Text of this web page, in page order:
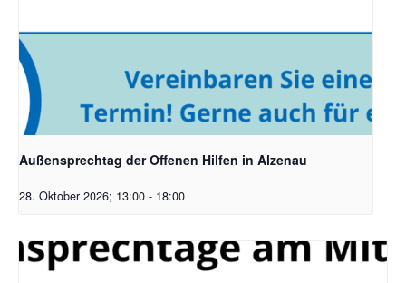
Außensprechtag der Offenen Hilfen in Alzenau
28. Oktober 2026; 13:00 - 18:00